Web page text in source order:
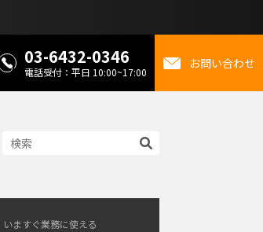
03-6432-0346
電話受付：平日 10:00~17:00
お問い合わせ
いますぐ業務に使える